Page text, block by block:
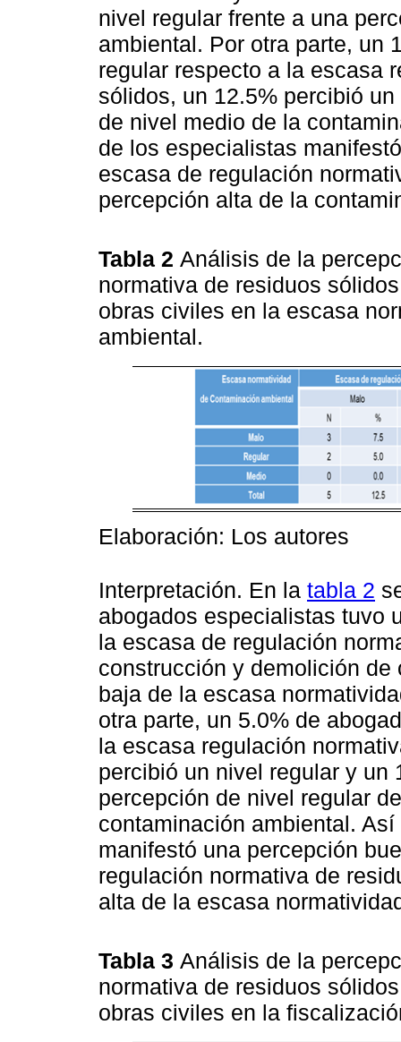
nivel regular frente a una
ambiental. Por otra parte, un
regular respecto a la escasa
sólidos, un 12.5% percibió
de nivel medio de la
de los especialistas
escasa de regulación
percepción alta de la
Tabla 2 Análisis de la
normativa de residuos
obras civiles en la escasa
ambiental.
Elaboración: Los autores
Interpretación. En la tabla 2
abogados especialistas tuvo
la escasa de regulación
construcción y demolición
baja de la escasa
otra parte, un 5.0% de
la escasa regulación
percibió un nivel regular y un
percepción de nivel regular
contaminación ambiental.
manifestó una percepción
regulación normativa de
alta de la escasa
Tabla 3 Análisis de la
normativa de residuos
obras civiles en la